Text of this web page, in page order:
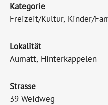
Kategorie
Freizeit/Kultur, Kinder/
Lokalität
Aumatt, Hinterkappelen
Strasse
39 Weidweg